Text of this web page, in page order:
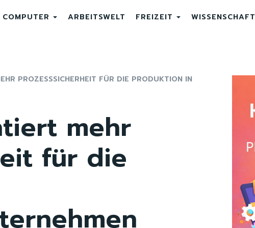
COMPUTER ARBEITSWELT FREIZEIT WISSENSCHAFT
PROZESSSICHERHEIT FÜR DIE PRODUKTION IN
mehr
für die